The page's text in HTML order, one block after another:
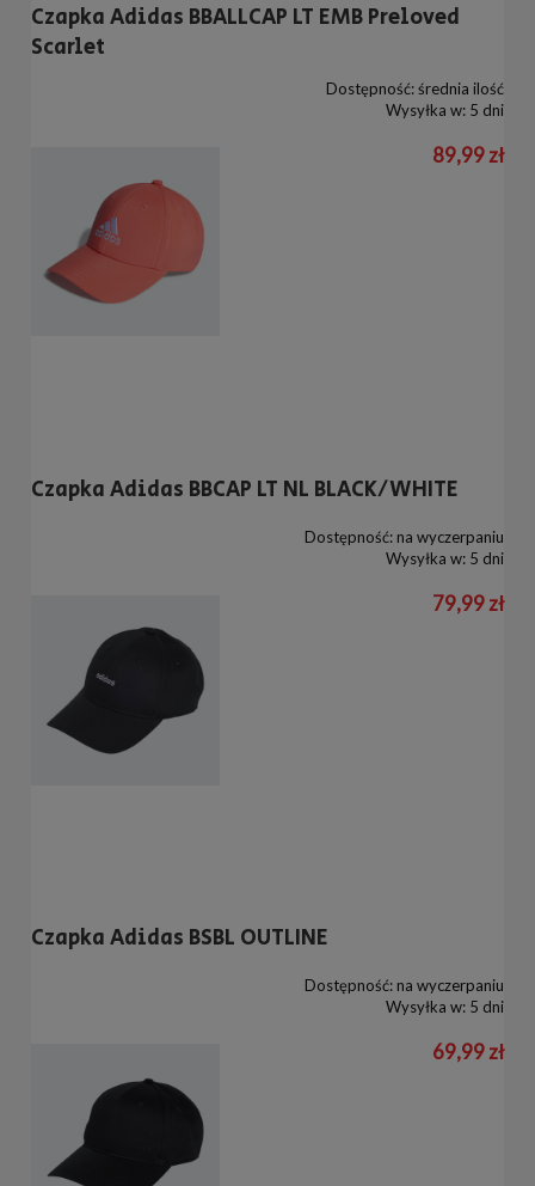
Czapka Adidas BBALLCAP LT EMB Preloved
Scarlet
Dostępność:średnia ilość
Wysyłka w: 5 dni
89,99 zł
Czapka Adidas BBCAP LT NL BLACK/WHITE
Dostępność: na wyczerpaniu
Wysyłka w: 5 dni
79,99 zł
Czapka Adidas BSBL OUTLINE
Dostępność: na wyczerpaniu
Wysyłka w: 5 dni
69,99 zł